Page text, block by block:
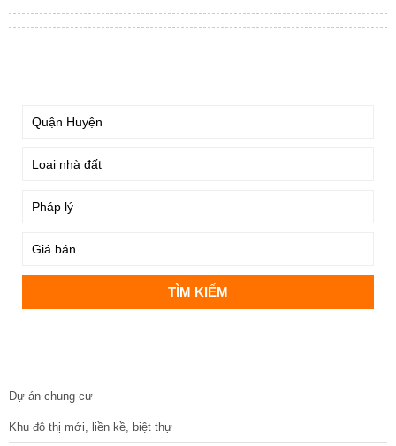
Dự án chung cư
Khu đô thị mới, liền kề, biệt thự